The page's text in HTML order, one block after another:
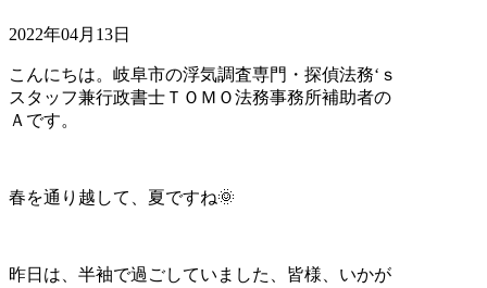
2022年04月13日
こんにちは。岐阜市の浮気調査専門・探偵法務‘ｓ
スタッフ兼行政書士ＴＯＭＯ法務事務所補助者の
Ａです。
春を通り越して、夏ですね🌞
昨日は、半袖で過ごしていました、皆様、いかが